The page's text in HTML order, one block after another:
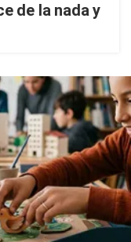
de la nada y